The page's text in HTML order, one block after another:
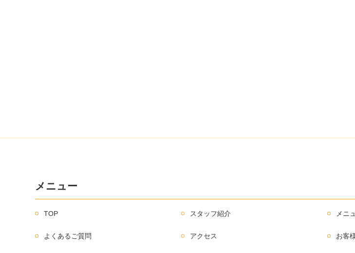
メニュー
TOP スタッフ紹介 メニ
よくあるご質問 アクセス お客